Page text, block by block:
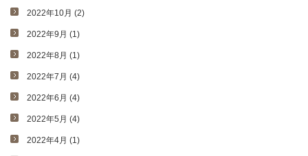
2022年10月 (2)
2022年9月 (1)
2022年8月 (1)
2022年7月 (4)
2022年6月 (4)
2022年5月 (4)
2022年4月 (1)